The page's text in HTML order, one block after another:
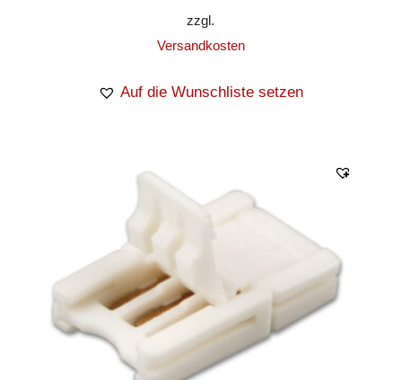
zzgl.
Versandkosten
Auf die Wunschliste setzen